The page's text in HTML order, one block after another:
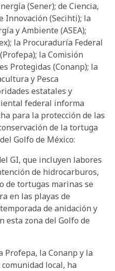
(Sener); de Ciencia,
Innovación (Secihti); la
y Ambiente (ASEA);
la Procuraduría Federal
la Comisión
Protegidas (Conanp); la
y Pesca
estatales y
federal informa
para la protección de las
de la tortuga
Golfo de México:
GI, que incluyen labores
de hidrocarburos,
de tortugas marinas se
en las playas de
de anidación y
esta zona del Golfo de
Profepa, la Conanp y la
local, ha